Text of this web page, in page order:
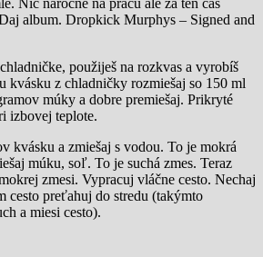
album. Dropkick Murphys – Signed and
použiješ na rozkvas a vyrobíš
kvásku z chladničky rozmiešaj so 150 ml
múky a dobre premiešaj. Prikryté
izbovej teplote.
kvásku a zmiešaj s vodou. To je mokrá
múku, soľ. To je suchá zmes. Teraz
zmesi. Vypracuj vláčne cesto. Nechaj
cesto preťahuj do stredu (takýmto
a miesi cesto).